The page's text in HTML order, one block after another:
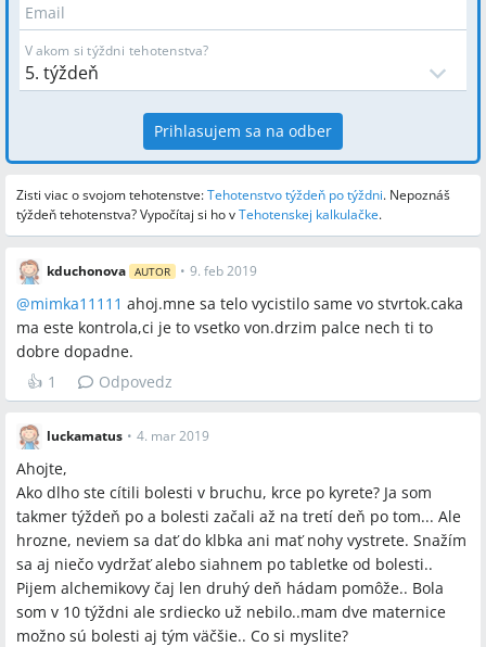
Email
V akom si týždni tehotenstva?
Prihlasujem sa na odber
Zisti viac o svojom tehotenstve:Tehotenstvo týždeň po týždni. Nepoznáš
týždeň tehotenstva? Vypočítaj si ho vTehotenskej kalkulačke.
kduchonova AUTOR • 9. feb 2019
@mimka11111 ahoj.mne sa telo vycistilo same vo stvrtok.caka
ma este kontrola,ci je to vsetko von.drzim palce nech ti to
dobre dopadne.
👍 1 Odpovedz
luckamatus • 4. mar 2019
Ahojte,
Ako dlho ste cítili bolesti v bruchu, krce po kyrete? Ja som
takmer týždeň po a bolesti začali až na tretí deň po tom... Ale
hrozne, neviem sa dať do klbka ani mať nohy vystrete. Snažím
sa aj niečo vydržať alebo siahnem po tabletke od bolesti..
Pijem alchemikovy čaj len druhý deň hádam pomôže.. Bola
som v 10 týždni ale srdiecko už nebilo..mam dve maternice
možno sú bolesti aj tým väčšie.. Co si myslite?